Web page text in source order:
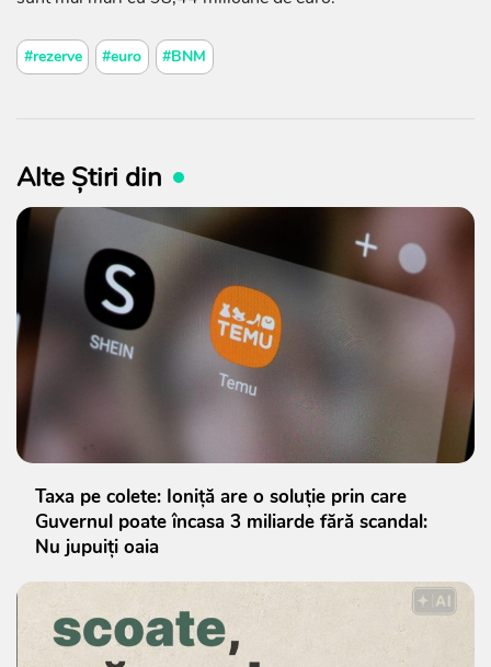
#rezerve #euro #BNM
Alte Știri din
Taxa pe colete: Ioniță are o soluție prin care
Guvernul poate încasa 3 miliarde fără scandal:
Nu jupuiți oaia